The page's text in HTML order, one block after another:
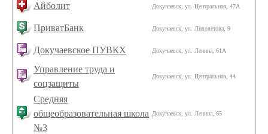
Айболит Докучаевск, ул. Центральная, 47А
ПриватБанк Докучаевск, ул. Лихолетова, 9
Докучаевское ПУВКХ Докучаевск, ул. Ленина, 61А
Управление труда и
соцзащиты
Докучаевск, ул. Центральная, 44
Средняя
общеобразовательная школа
№3
Докучаевск, ул. Ленина, 65